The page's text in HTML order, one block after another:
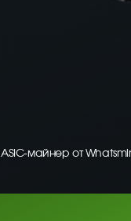
майнер от